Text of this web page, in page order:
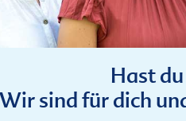
Hast
Wir sind für dich